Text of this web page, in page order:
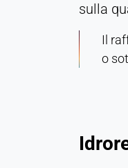
sulla
Il
o
MARKETING
Utilizzato per
LinkedIn